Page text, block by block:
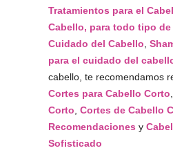
Tratamientos para el
Cabello, para todo tipo de
Cuidado del Cabello
para el cuidado del
cabello, te recomendamos
Cortes para Cabello Corto
Corto Cortes de Cabello
Recomendaciones y
Sofisticado